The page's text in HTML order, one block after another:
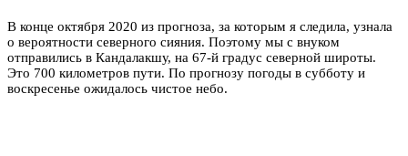
В конце октября 2020 из прогноза, за которым я следила, узнала
о вероятности северного сияния. Поэтому мы с внуком
отправились в Кандалакшу, на 67-й градус северной широты.
Это 700 километров пути. По прогнозу погоды в субботу и
воскресенье ожидалось чистое небо.